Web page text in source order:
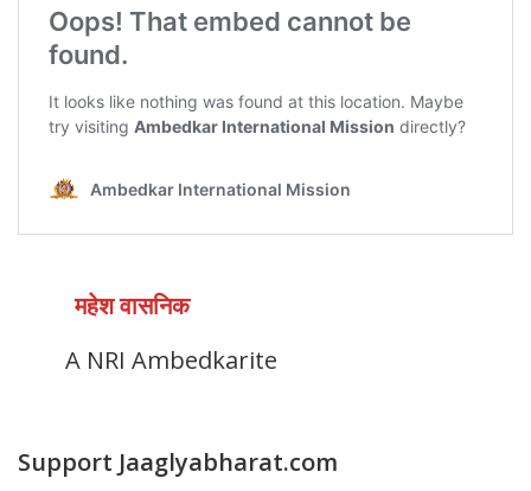
महेश वासनिक
A NRI Ambedkarite
Support Jaaglyabharat.com